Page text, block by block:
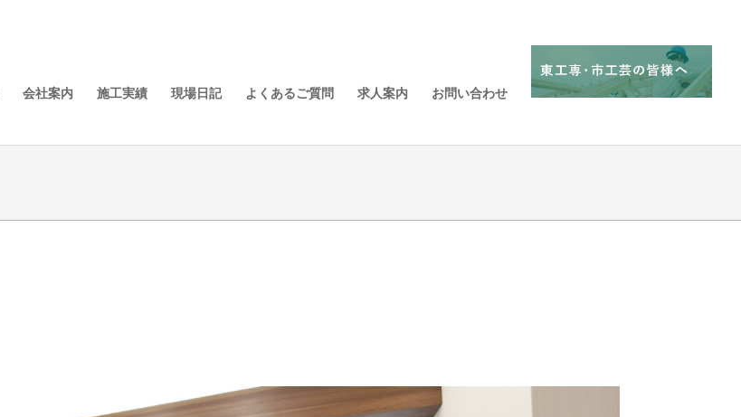
会社案内 施工実績 現場日記 よくあるご質問 求人案内 お問い合わせ